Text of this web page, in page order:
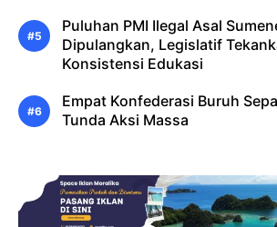
Puluhan PMI Ilegal Asal
Dipulangkan, Legislatif
Konsistensi Edukasi
Empat Konfederasi Buruh
Tunda Aksi Massa